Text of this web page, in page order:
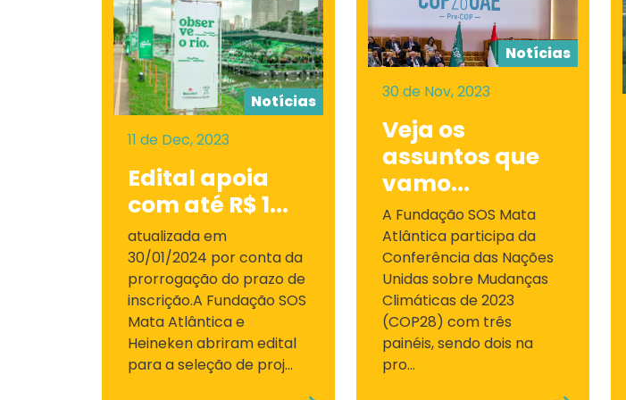
Notícias
11 de Dec, 2023
Edital apoia
com até R$ 1...
atualizada em
30/01/2024 por conta da
prorrogação do prazo de
inscrição.A Fundação SOS
Mata Atlântica e
Heineken abriram edital
para a seleção de proj...
Notícias
30 de Nov, 2023
Veja os
assuntos que
vamo...
A Fundação SOS Mata
Atlântica participa da
Conferência das Nações
Unidas sobre Mudanças
Climáticas de 2023
(COP28) com três
painéis, sendo dois na
pro...